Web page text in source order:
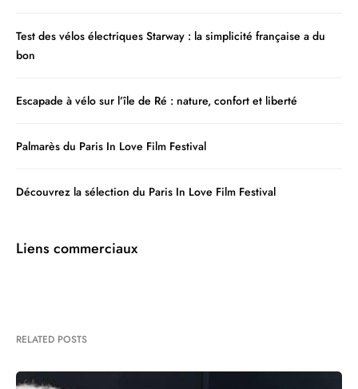
Test des vélos électriques Starway : la simplicité française a du
bon
Escapade à vélo sur l’île de Ré : nature, confort et liberté
Palmarès du Paris In Love Film Festival
Découvrez la sélection du Paris In Love Film Festival
Liens commerciaux
RELATED POSTS